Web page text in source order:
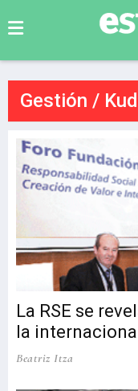
Gestión /
La RSE se
la
Beatriz Itza